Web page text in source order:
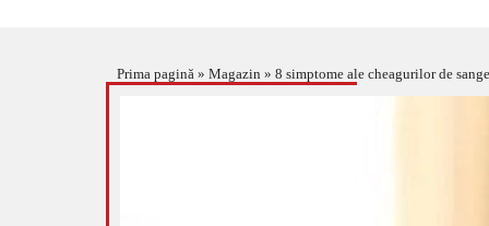
Prima pagină » Magazin » 8 simptome ale cheagurilor de sange